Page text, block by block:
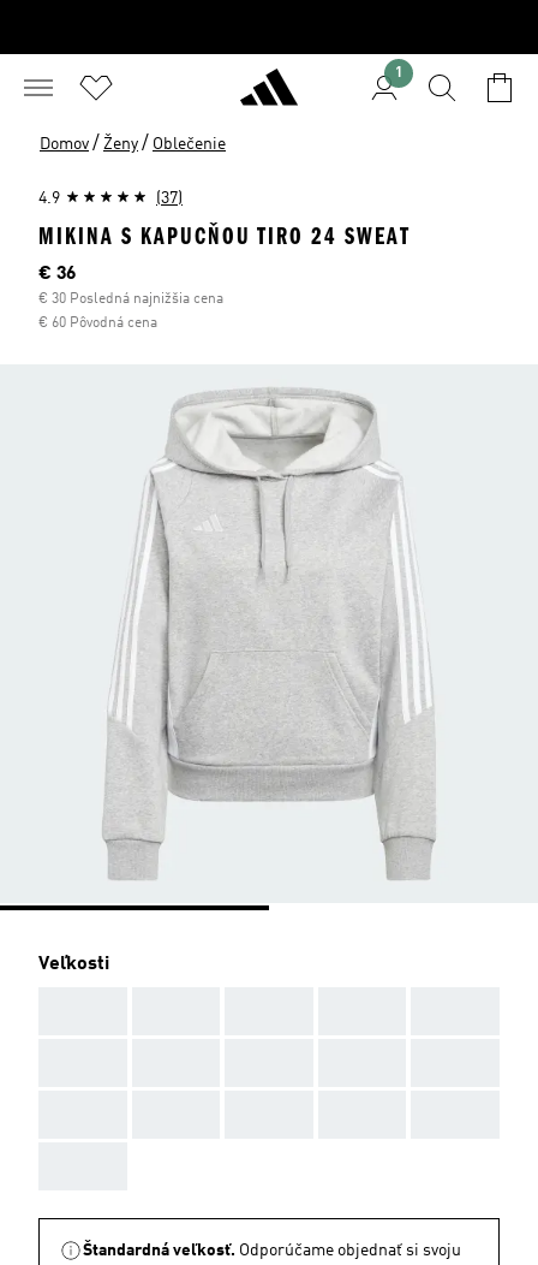
1
Domov / Ženy / Oblečenie
4.9 (37)
MIKINA S KAPUCŇOU TIRO 24 SWEAT
Aktuálna cena
€ 36
€ 30 Posledná najnižšia cena
€ 60 Pôvodná cena
Veľkosti
Štandardná veľkosť. Odporúčame objednať si svoju